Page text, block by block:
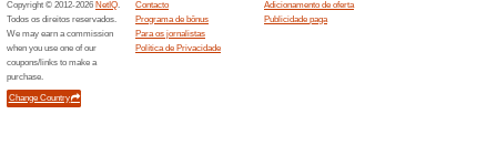
31/03/2023 ou até esgotar o
encomenda. Os cupões